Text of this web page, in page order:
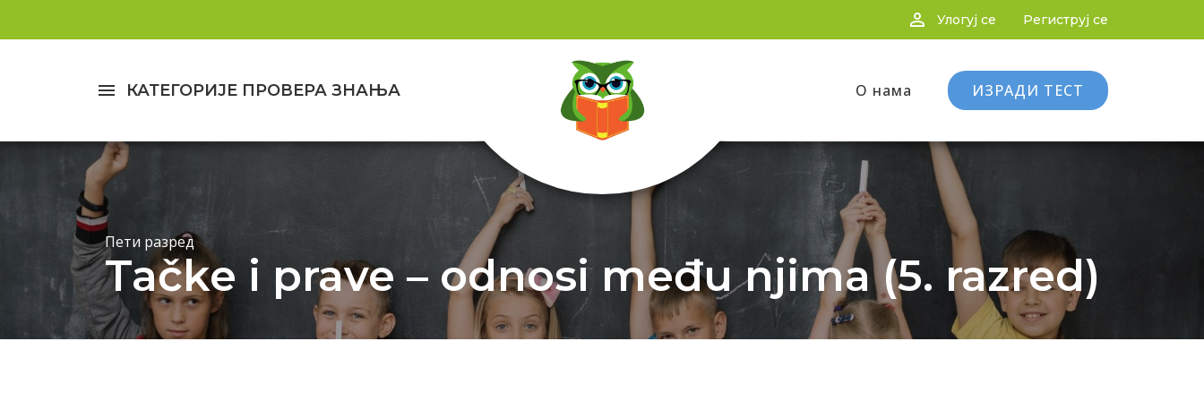
person_outline Улогуј се Региструј се
menu КАТЕГОРИЈЕ ПРОВЕРА ЗНАЊА О нама ИЗРАДИ ТЕСТ
Пети разред
Tačke i prave – odnosi među njima (5. razred)